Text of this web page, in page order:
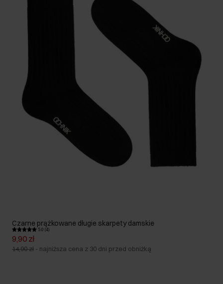
Czarne prążkowane długie skarpety damskie
5.0 (4)
9,90 zł
14,90 zł - najniższa cena z 30 dni przed obniżką